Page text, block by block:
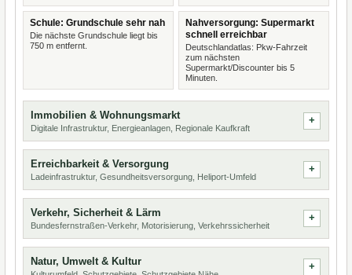
Schule: Grundschule sehr nah
Die nächste Grundschule liegt bis
750 m entfernt.
Nahversorgung: Supermarkt
schnell erreichbar
Deutschlandatlas: Pkw-Fahrzeit
zum nächsten
Supermarkt/Discounter bis 5
Minuten.
Immobilien & Wohnungsmarkt
Digitale Infrastruktur, Energieanlagen, Regionale Kaufkraft
Erreichbarkeit & Versorgung
Ladeinfrastruktur, Gesundheitsversorgung, Heliport-Umfeld
Verkehr, Sicherheit & Lärm
Bundesfernstraßen-Verkehr, Motorisierung, Verkehrssicherheit
Natur, Umwelt & Kultur